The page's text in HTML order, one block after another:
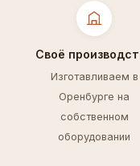
Своё
Изготавливаем в
Оренбурге на
собственном
оборудовании